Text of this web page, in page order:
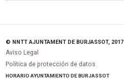
© NNTT AJUNTAMENT DE BURJASSOT, 2017
Aviso Legal
Política de protección de datos
HORARIO AYUNTAMIENTO DE BURJASSOT